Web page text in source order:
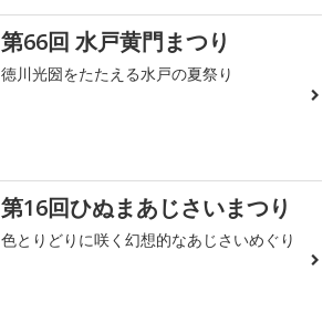
第66回 水戸黄門まつり
徳川光圀をたたえる水戸の夏祭り
第16回ひぬまあじさいまつり
色とりどりに咲く幻想的なあじさいめぐり